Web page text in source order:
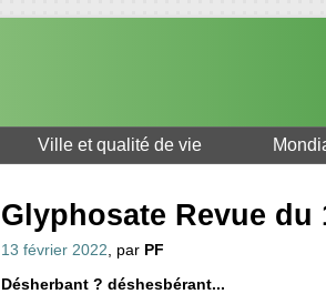
Ville et qualité de vie
Glyphosate Revue du
13 février 2022, par PF
Désherbant ? déshesbérant...